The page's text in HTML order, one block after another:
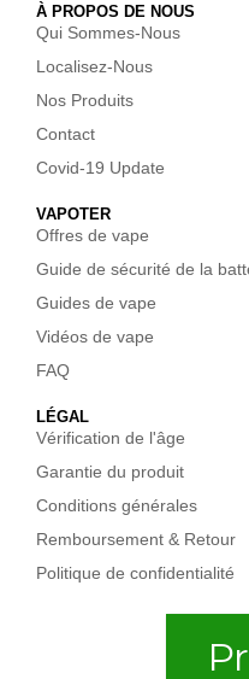
À PROPOS DE NOUS
Qui Sommes-Nous
Localisez-Nous
Nos Produits
Contact
Covid-19 Update
VAPOTER
Offres de vape
Guide de sécurité de la
Guides de vape
Vidéos de vape
FAQ
LÉGAL
Vérification de l'âge
Garantie du produit
Conditions générales
Remboursement & Retour
Politique de confidentialité